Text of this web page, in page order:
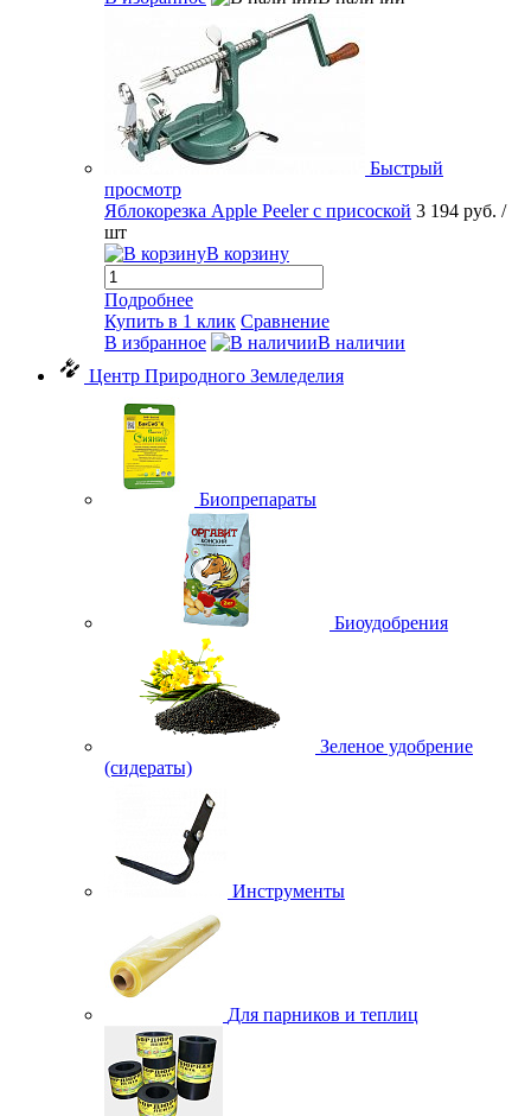
Быстрый
просмотр
Яблокорезка Apple Peeler с присоской 3 194 руб. /
шт
В корзину
Подробнее
Купить в 1 клик Сравнение
В избранное
В наличии
Центр Природного Земледелия
Биопрепараты
Биоудобрения
Зеленое удобрение
(сидераты)
Инструменты
Для парников и теплиц